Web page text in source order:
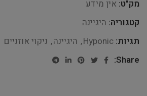
מק"ט: אין מידע
קטגוריה: היגיינה
תגיות: Hyponic
, היגיינה, ניקוי אוזניים
Share: